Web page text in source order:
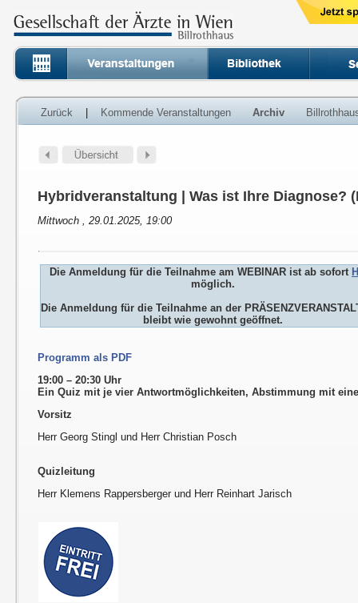
Zurück Kommende Veranstaltungen Archiv
Hybridveranstaltung | Was ist Ihre Diagnose?
Mittwoch , 29.01.2025, 19:00
Die Anmeldung für die Teilnahme am WEBINAR ist ab sofort
möglich.
Die Anmeldung für die Teilnahme an der
bleibt wie gewohnt geöffnet.
Programm als PDF
19:00 – 20:30 Uhr
Ein Quiz mit je vier Antwortmöglichkeiten, Abstimmung mit
Vorsitz
Herr Georg Stingl und Herr Christian Posch
Quizleitung
Herr Klemens Rappersberger und Herr Reinhart Jarisch